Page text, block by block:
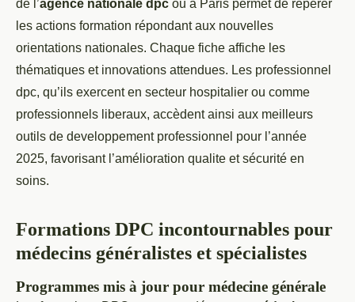
de l’agence nationale dpc ou à Paris permet de repérer
les actions formation répondant aux nouvelles
orientations nationales. Chaque fiche affiche les
thématiques et innovations attendues. Les professionnel
dpc, qu’ils exercent en secteur hospitalier ou comme
professionnels liberaux, accèdent ainsi aux meilleurs
outils de developpement professionnel pour l’année
2025, favorisant l’amélioration qualite et sécurité en
soins.
Formations DPC incontournables pour
médecins généralistes et spécialistes
Programmes mis à jour pour médecine générale